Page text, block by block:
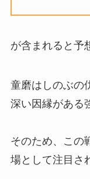
が含まれると予
童磨はしのぶの
深い因縁がある
そのため、この
場として注目さ